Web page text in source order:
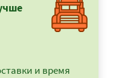
и время